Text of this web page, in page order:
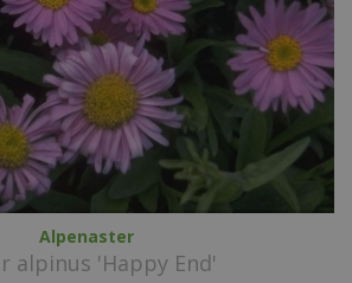
Alpenaster
alpinus 'Happy End'